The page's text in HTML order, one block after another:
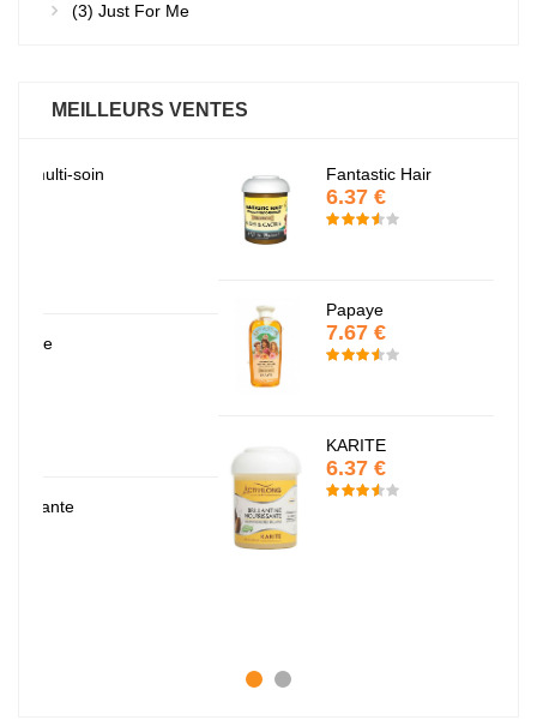
(3) Just For Me
MEILLEURS VENTES
Fantastic Hair